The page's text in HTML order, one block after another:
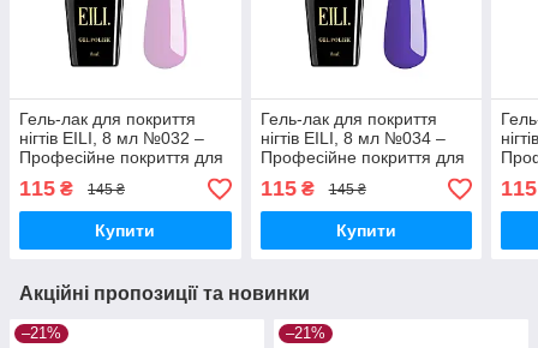
Гель-лак для покриття
нігтів EILI, 8 мл №032 –
Професійне покриття для
ідеального манікюру
115 ₴ 145 ₴
Купити
Гель-лак для покриття
нігтів EILI, 8 мл №034 –
Професійне покриття для
ідеального манікюру
115₴ 145 ₴
Купити
115
Акційні пропозиції та новинки
–21% –21%